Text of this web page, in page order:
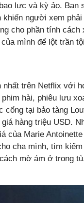
lực và kỳ ảo. Bạn
người xem
cho phần tính cách
mình để lột trần
trên Netflix với
hài, phiêu lưu
tại bảo tàng
hàng triệu USD.
của Marie
cha mình, tìm
mờ ám ở trong